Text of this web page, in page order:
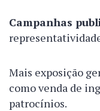
Campanhas
Mais exposição
como venda de
patrocínios.